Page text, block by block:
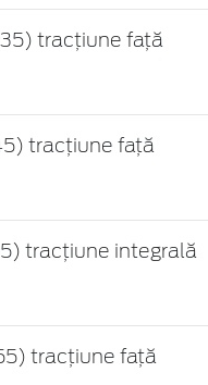
tracțiune față
tracțiune față
tracțiune integrală
tracțiune față